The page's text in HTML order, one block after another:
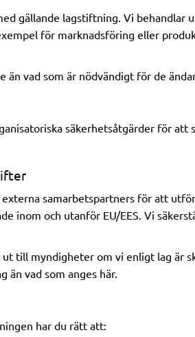
gällande lagstiftning. Vi
för marknadsföring eller
än vad som är nödvändigt för de
säkerhetsåtgärder för
externa samarbetspartners för att
inom och utanför EU/EES. Vi
ut till myndigheter om vi enligt lag
än vad som anges här.
har du rätt att: